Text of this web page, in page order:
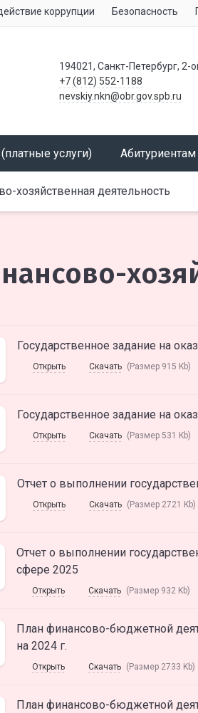
коррупции Безопасность
194021, Санкт-Петербург, 2-
+7 (812) 552-1188
nevskiy.nkn@obr.gov.spb.ru
услуги) Абитуриентам
хозяйственная деятельность
Государственное задание на
Открыть Скачать (Размер 915 Kb)
Государственное задание на
Открыть Скачать (Размер 531 Kb)
Отчет о выполнении
Открыть Скачать (Размер 2721 Kb)
Отчет о выполнении
сфере 2025
Открыть Скачать (Размер 932 Kb)
План финансово-бюджетной
на 2024 г.
Открыть Скачать (Размер 2733 Kb)
План финансово-бюджетной